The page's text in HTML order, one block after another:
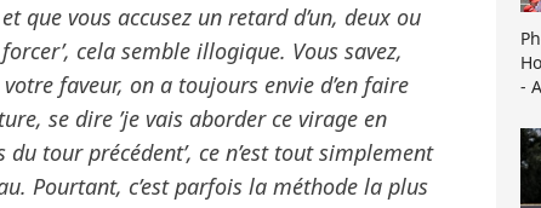
que vous accusez un retard d’un, deux ou
cela semble illogique. Vous savez,
faveur, on a toujours envie d’en faire
se dire ’je vais aborder ce virage en
tour précédent’, ce n’est tout simplement
Pourtant, c’est parfois la méthode la plus
-